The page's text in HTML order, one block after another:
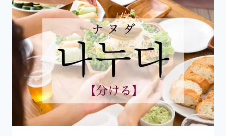
の
意
と
使
い
方
｜
か